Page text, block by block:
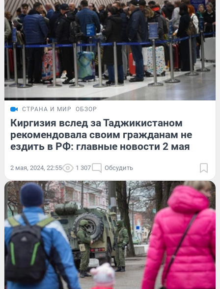
СТРАНА И МИР ОБЗОР
Киргизия вслед за Таджикистаном
рекомендовала своим гражданам не
ездить в РФ: главные новости 2 мая
2 мая, 2024, 22:55 1 307 Обсудить